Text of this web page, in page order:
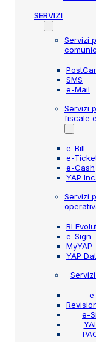
SERVIZI
Servizi
SMS
e-Mail
Servizi
fiscale
e-Bill
e-
e-Cash
YAP
Servizi
BI
e-Sign
MyYAP
YAP
e-
autocertificazioni.
In particolare,
quindi
aggiornare la
portale del
chiave pone in
obbligando
E’ importante
quella di
nuovi
gestione delle
SCARICA LA
Settembre 20,